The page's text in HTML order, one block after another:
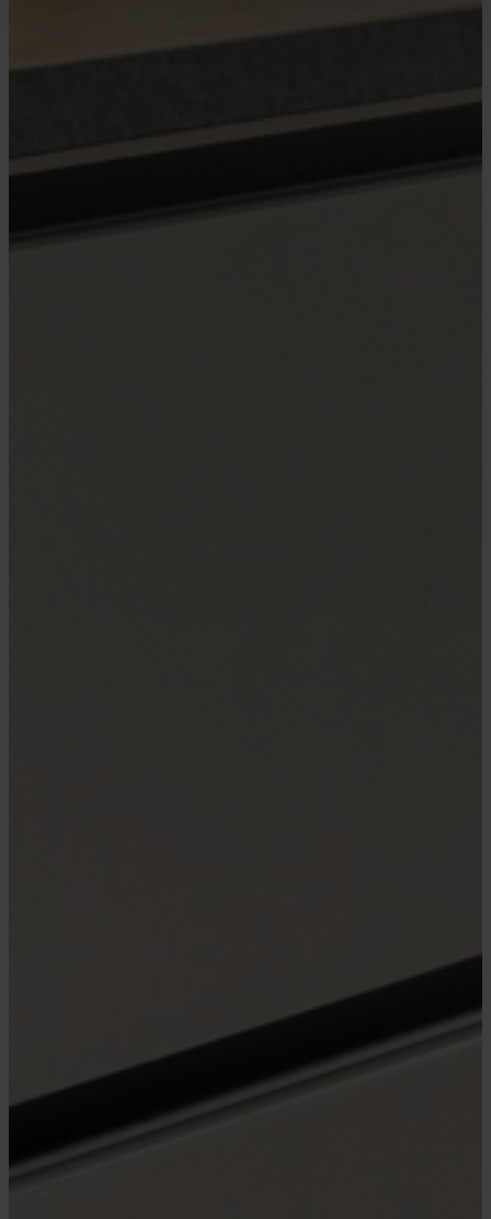
We gebruiken cookies om content en advertenties te
informatie over uw gebruik van onze site met onze
partners voor social media, adverteren en analyse. Deze
partners kunnen deze gegevens combineren met andere
informatie die u aan ze heeft verstrekt of die ze hebben
verzameld op basis van uw gebruik van hun services.